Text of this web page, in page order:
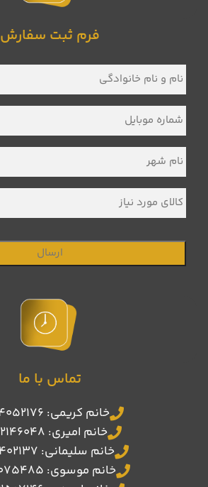
فرم ثبت سفارش
نام
و
نام
خانوادگی *
شماره
موبایل *
نام
شهر *
کالای
مورد
نیاز
تماس با ما
خانم کریمی: 09194052176
خانم امیری: 09192146048
خانم سلیمانی: 09192402137
خانم موسوی: 09192075485